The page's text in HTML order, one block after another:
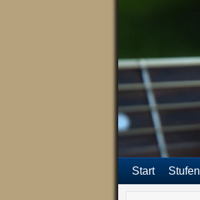
Start Stufen